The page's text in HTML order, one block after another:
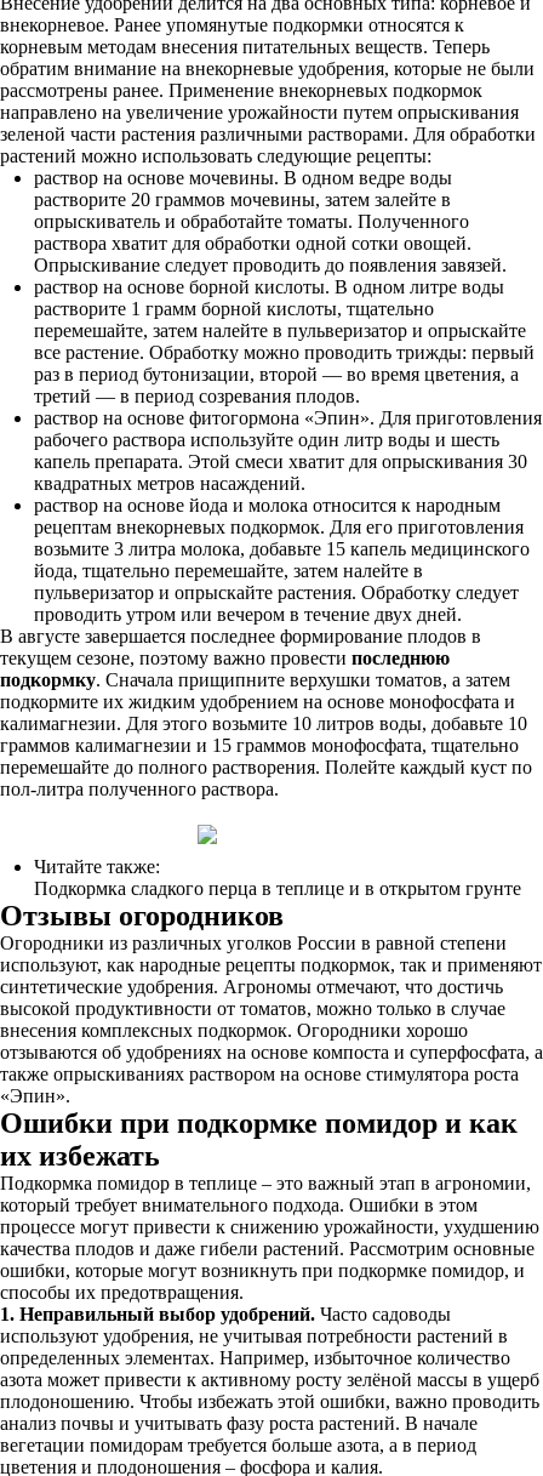
внекорневое. Ранее упомянутые подкормки относятся к
корневым методам внесения питательных веществ. Теперь
обратим внимание на внекорневые удобрения, которые не были
рассмотрены ранее. Применение внекорневых подкормок
направлено на увеличение урожайности путем опрыскивания
зеленой части растения различными растворами. Для обработки
растений можно использовать следующие рецепты:
раствор на основе мочевины. В одном ведре воды
растворите 20 граммов мочевины, затем залейте в
опрыскиватель и обработайте томаты. Полученного
раствора хватит для обработки одной сотки овощей.
Опрыскивание следует проводить до появления завязей.
раствор на основе борной кислоты. В одном литре воды
растворите 1 грамм борной кислоты, тщательно
перемешайте, затем налейте в пульверизатор и опрыскайте
все растение. Обработку можно проводить трижды: первый
раз в период бутонизации, второй — во время цветения, а
третий — в период созревания плодов.
раствор на основе фитогормона «Эпин». Для приготовления
рабочего раствора используйте один литр воды и шесть
капель препарата. Этой смеси хватит для опрыскивания 30
квадратных метров насаждений.
раствор на основе йода и молока относится к народным
рецептам внекорневых подкормок. Для его приготовления
возьмите 3 литра молока, добавьте 15 капель медицинского
йода, тщательно перемешайте, затем налейте в
пульверизатор и опрыскайте растения. Обработку следует
проводить утром или вечером в течение двух дней.
В августе завершается последнее формирование плодов в
текущем сезоне, поэтому важно провести последнюю
подкормку. Сначала прищипните верхушки томатов, а затем
подкормите их жидким удобрением на основе монофосфата и
калимагнезии. Для этого возьмите 10 литров воды, добавьте 10
граммов калимагнезии и 15 граммов монофосфата, тщательно
перемешайте до полного растворения. Полейте каждый куст по
пол-литра полученного раствора.
Читайте также:
Подкормка сладкого перца в теплице и в открытом грунте
Отзывы огородников
Огородники из различных уголков России в равной степени
используют, как народные рецепты подкормок, так и применяют
синтетические удобрения. Агрономы отмечают, что достичь
высокой продуктивности от томатов, можно только в случае
внесения комплексных подкормок. Огородники хорошо
отзываются об удобрениях на основе компоста и суперфосфата, а
также опрыскиваниях раствором на основе стимулятора роста
«Эпин».
Ошибки при подкормке помидор и как
их избежать
Подкормка помидор в теплице – это важный этап в агрономии,
который требует внимательного подхода. Ошибки в этом
процессе могут привести к снижению урожайности, ухудшению
качества плодов и даже гибели растений. Рассмотрим основные
ошибки, которые могут возникнуть при подкормке помидор, и
способы их предотвращения.
1. Неправильный выбор удобрений. Часто садоводы
используют удобрения, не учитывая потребности растений в
определенных элементах. Например, избыточное количество
азота может привести к активному росту зелёной массы в ущерб
плодоношению. Чтобы избежать этой ошибки, важно проводить
анализ почвы и учитывать фазу роста растений. В начале
вегетации помидорам требуется больше азота, а в период
цветения и плодоношения – фосфора и калия.